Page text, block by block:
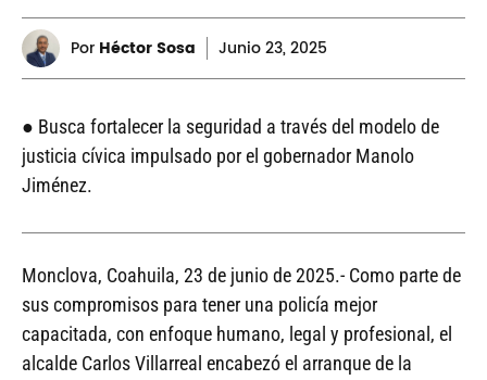
Por Héctor Sosa Junio23, 2025
● Busca fortalecer la seguridad a través del modelo de
justicia cívica impulsado por el gobernador Manolo
Jiménez.
Monclova, Coahuila, 23 de junio de 2025.- Como parte de
sus compromisos para tener una policía mejor
capacitada, con enfoque humano, legal y profesional, el
alcalde Carlos Villarreal encabezó el arranque de la